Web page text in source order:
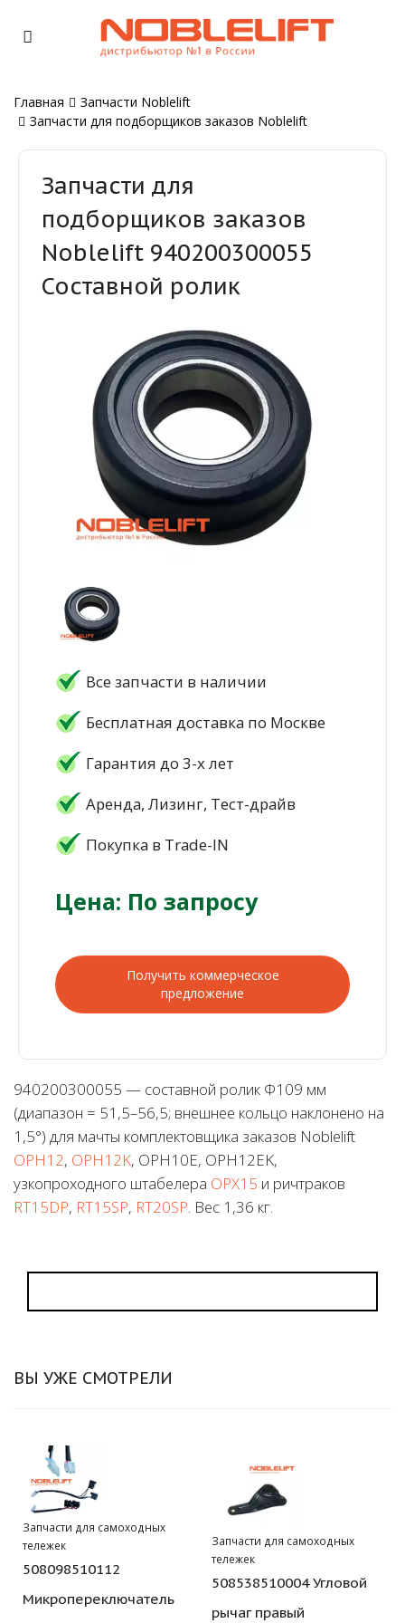
Главная
Запчасти Noblelift
Запчасти для подборщиков заказов Noblelift
Запчасти для
подборщиков заказов
Noblelift 940200300055
Составной ролик
Все запчасти в наличии
Бесплатная доставка по Москве
Гарантия до 3-х лет
Аренда, Лизинг, Тест-драйв
Покупка в Trade-IN
Цена: По запросу
Получить коммерческое
предложение
940200300055 — составной ролик Φ109 мм
(диапазон = 51,5–56,5; внешнее кольцо наклонено на
1,5°) для мачты комплектовщика заказов Noblelift
OPH12, OPH12K, OPH10E, OPH12EK,
узкопроходного штабелера OPX15 и ричтраков
RT15DP, RT15SP, RT20SP. Вес 1,36 кг.
ВЫ УЖЕ СМОТРЕЛИ
Запчасти для самоходных
тележек
508098510112
Микропереключатель
Запчасти для самоходных
тележек
508538510004 Угловой
рычаг правый